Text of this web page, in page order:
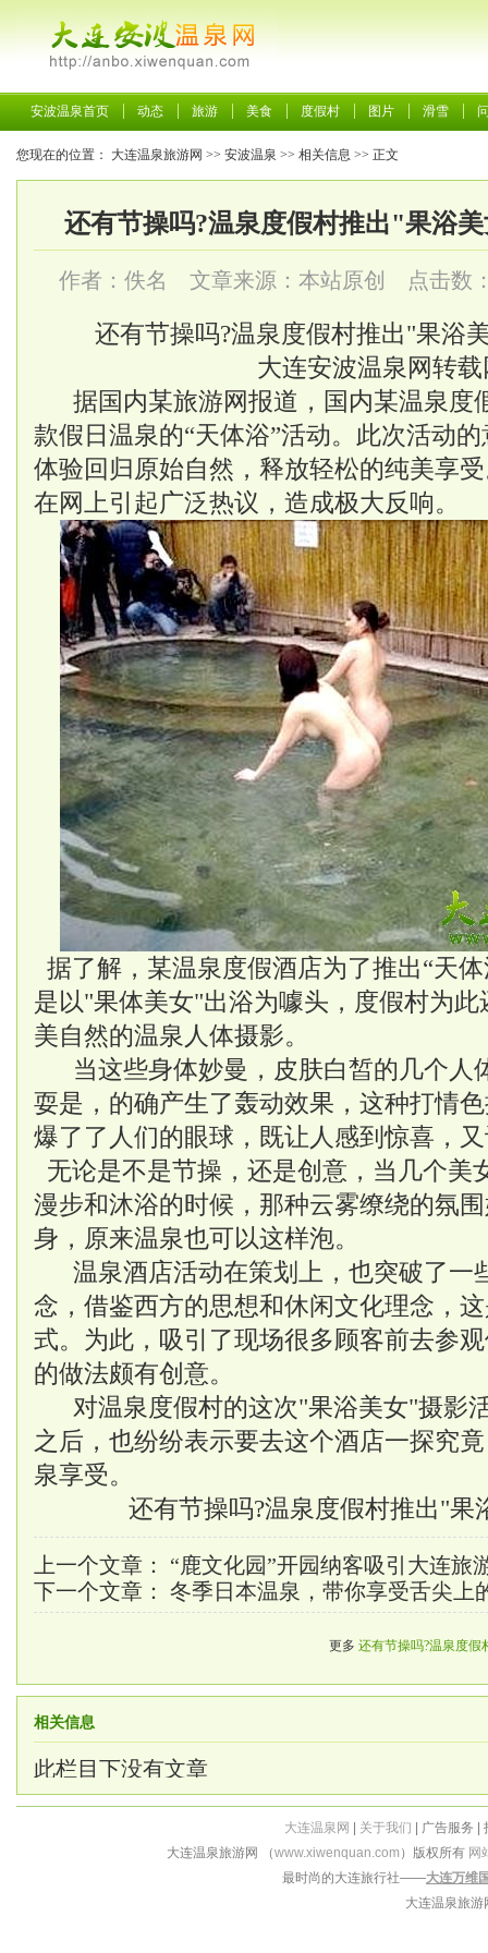
安波温泉首页 动态 旅游 美食 度假村 图片 滑雪
您现在的位置： 大连温泉旅游网 >> 安波温泉 >> 相关信息 >> 正文
还有节操吗?温泉度假村推出"果浴
作者：佚名 文章来源：本站原创 点击数
还有节操吗?温泉度假村推出"果浴
大连安波温泉网转
据国内某旅游网报道，国内某温泉度
款假日温泉的“天体浴”活动。此次活动
体验回归原始自然，释放轻松的纯美享
在网上引起广泛热议，造成极大反响。
据了解，某温泉度假酒店为了推出“天
是以"果体美女"出浴为噱头，度假村为
美自然的温泉人体摄影。
当这些身体妙曼，皮肤白皙的几个人
耍是，的确产生了轰动效果，这种打情
爆了了人们的眼球，既让人感到惊喜，
无论是不是节操，还是创意，当几个美
漫步和沐浴的时候，那种云雾缭绕的氛
身，原来温泉也可以这样泡。
温泉酒店活动在策划上，也突破了一
念，借鉴西方的思想和休闲文化理念，
式。为此，吸引了现场很多顾客前去参
的做法颇有创意。
对温泉度假村的这次"果浴美女"摄影
之后，也纷纷表示要去这个酒店一探究
泉享受。
还有节操吗?温泉度假村推出"果
上一个文章： “鹿文化园”开园纳客吸引大连旅
下一个文章： 冬季日本温泉，带你享受舌尖上
更多 还有节操吗?温泉度
相关信息
此栏目下没有文章
大连温泉网 关于我们 | 广告服务 |
大连温泉旅游网 （www.xiwenquan.com ）版权所有 网
最时尚的大连旅行社——大连万维
大连温泉旅